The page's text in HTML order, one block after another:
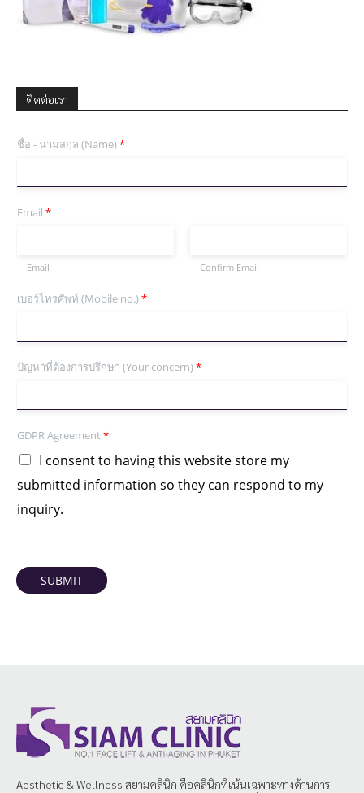
ติดต่อเรา
ชื่อ - นามสกุล (Name)*
Email *
Email Confirm Email
เบอร์โทรศัพท์ (Mobile no.)*
ปัญหาที่ต้องการปรึกษา (Your concern)*
GDPR Agreement *
I consent to having this website store my
submitted information so they can respond to my
inquiry.
SUBMIT
Aesthetic & Wellness สยามคลินิก คือคลินิกที่เน้นเฉพาะทางด้านการ